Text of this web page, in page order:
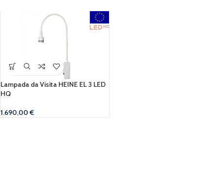
Lampada da Visita HEINE EL 3 LED
HQ
1.690,00€